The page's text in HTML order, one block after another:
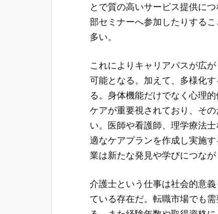
とで質の高いサービス提供に
部セミナーへ参加したりする
多い。
これによりキャリアパスが広
可能となる。加えて、多様化
る。身体機能だけでなく心理
ケアが重要視されており、そ
い。医師や看護師、理学療法
適なケアプランを作成し実施
業は新たな発見や学びにつな
介護士という仕事は社会的意
ている存在だ。転職市場でも